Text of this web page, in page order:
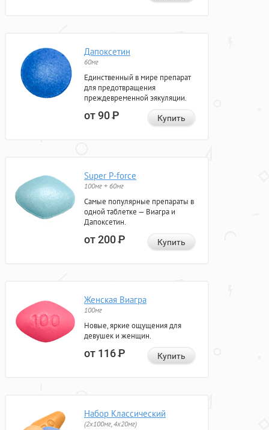
Дапоксетин
60мг
Единственный в мире препарат
для предотвращения
преждевременной эякуляции.
от 90Р Купить
Super P-force
100мг + 60мг
Самые популярные препараты в
одной таблетке — Виагра и
Дапоксетин.
от 200Р Купить
Женская Виагра
100мг
Новые, яркие ощущения для
девушек и женщин.
от 116Р Купить
Набор Классический
(2x100мг, 4x20мг)